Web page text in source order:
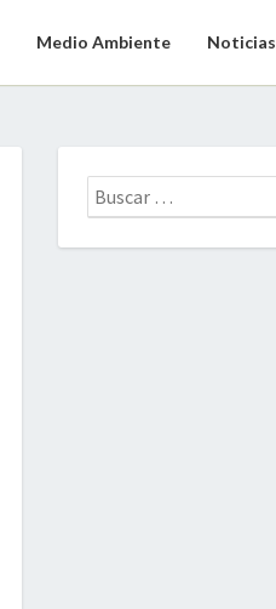
Medio Ambiente Noticias
Buscar: